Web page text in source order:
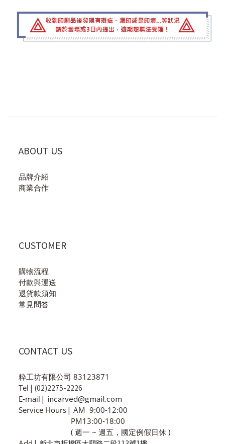
ABOUT US
品牌介紹
商業合作
CUSTOMER
購物流程
付款與運送
退貨款須知
常見問答
CONTACT US
粋工坊有限公司 83123871
Tel | (02)2275-2226
E-mail | incarved@gmail.com
Service Hours | AM 9:00-12:00
PM13:00-18:00
( 週一 ~ 週五，國定例假日休 )